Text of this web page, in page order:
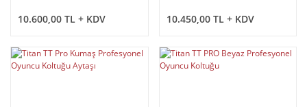
10.600,00 TL + KDV 10.450,00 TL + KDV